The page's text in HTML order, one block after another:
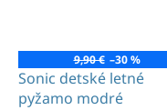
9,90 € –30 %
Sonic detské letné
pyžamo modré